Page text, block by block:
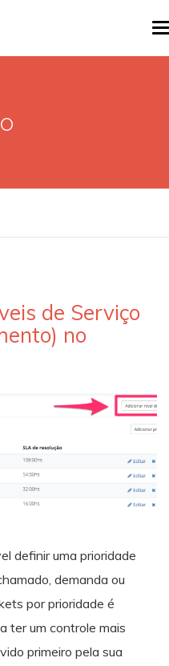
de Serviço
no
definir uma prioridade
demanda ou
por prioridade é
ter um controle mais
primeiro pela sua